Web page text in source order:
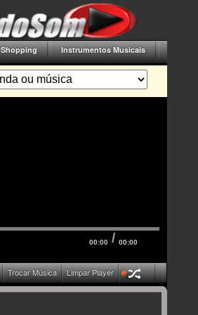
Shopping Instrumentos Musicais
00:00 / 00:00
Trocar Música Limpar Player